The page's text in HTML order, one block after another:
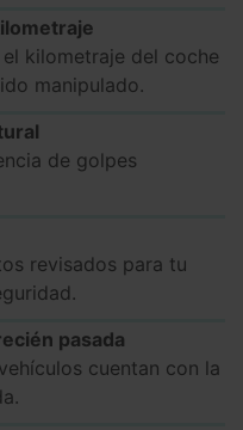
kilometraje del coche
manipulado.
de golpes
revisados para tu
pasada
cuentan con la